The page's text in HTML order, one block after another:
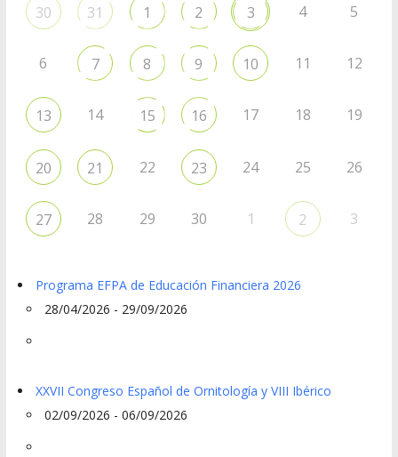
30 31 1 2 3 4 5
6 7 8 9 10 11 12
13 14 15 16 17 18 19
20 21 22 23 24 25 26
27 28 29 30 1 2 3
Programa EFPA de Educación Financiera 2026
28/04/2026 - 29/09/2026
XXVII Congreso Español de Ornitología y VIII Ibérico
02/09/2026 - 06/09/2026